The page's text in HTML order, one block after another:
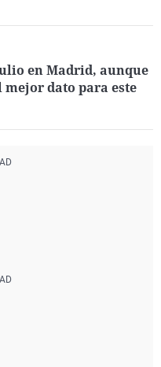
en Madrid, aunque
dato para este